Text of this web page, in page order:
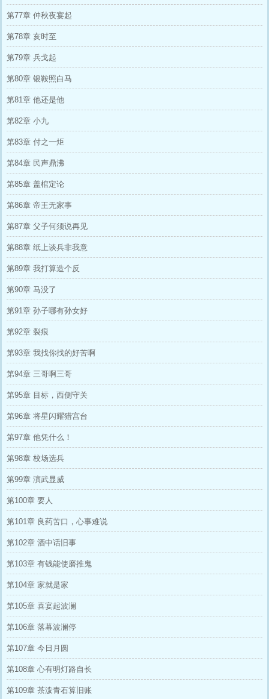
第77章 仲秋夜宴起
第78章 亥时至
第79章 兵戈起
第80章 银鞍照白马
第81章 他还是他
第82章 小九
第83章 付之一炬
第84章 民声鼎沸
第85章 盖棺定论
第86章 帝王无家事
第87章 父子何须说再见
第88章 纸上谈兵非我意
第89章 我打算造个反
第90章 马没了
第91章 孙子哪有孙女好
第92章 裂痕
第93章 我找你找的好苦啊
第94章 三哥啊三哥
第95章 目标，西侧守关
第96章 将星闪耀猎宫台
第97章 他凭什么！
第98章 校场选兵
第99章 演武显威
第100章 要人
第101章 良药苦口，心事难说
第102章 酒中话旧事
第103章 有钱能使磨推鬼
第104章 家就是家
第105章 喜宴起波澜
第106章 落幕波澜停
第107章 今日月圆
第108章 心有明灯路自长
第109章 茶泼青石算旧账